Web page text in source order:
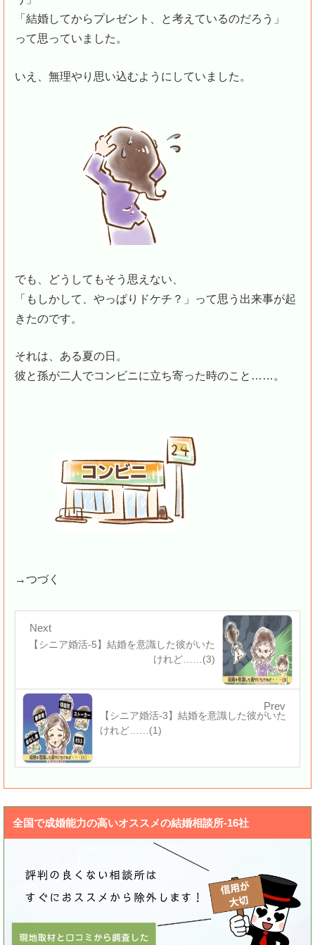
「結婚してからプレゼント、と考えているのだろう」
って思っていました。
いえ、無理やり思い込むようにしていました。
でも、どうしてもそう思えない、
「もしかして、やっぱりドケチ？」って思う出来事が起
きたのです。
それは、ある夏の日。
彼と孫が二人でコンビニに立ち寄った時のこと……。
→つづく
【シニア婚活-5】結婚を意識した彼がいた
けれど……(3)
Next
【シニア婚活-3】結婚を意識した彼がいた
けれど……(1)
Prev
全国で成婚能力の高いオススメの結婚相談所-16社